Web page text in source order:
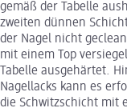
gemäß der Tabelle
zweiten dünnen
der Nagel nicht
mit einem Top
Tabelle ausgehärtet.
Nagellacks kann es
die Schwitzschicht mit